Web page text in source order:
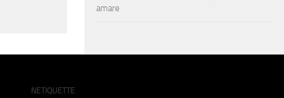
amare
NETIQUETTE